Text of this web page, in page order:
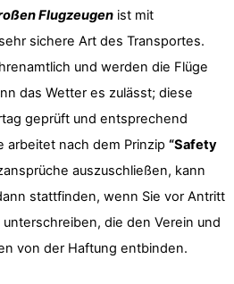
Flugzeugen ist mit
sichere Art des Transportes.
und werden die Flüge
das Wetter es zulässt; diese
geprüft und entsprechend
arbeitet nach dem Prinzip “Safety
auszuschließen, kann
stattfinden, wenn Sie vor Antritt
die den Verein und
von der Haftung entbinden.